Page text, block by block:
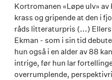
Kortromanen «Løpe ulv»
krass og gripende at den i
råds litteraturpris (...)
Ekman - som i sin tid
hun også i en alder av 88
intrige, før hun lar
overrumplende,